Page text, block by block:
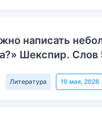
написать
Шекспир. Слов
Литература 10 мая, 2026